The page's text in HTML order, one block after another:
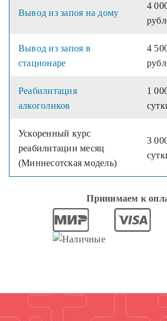
Вывод из запоя на дому
4
Вывод из запоя в
стационаре
4
Реабилитация
алкоголиков
1
Ускоренный курс
реабилитации месяц
(Миннесотская модель)
3
Принимаем к